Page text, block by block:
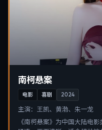
南柯悬案
电影 喜剧 2024
主演： 王凯、黄渤、朱一龙
《南柯悬案》为中国大陆电